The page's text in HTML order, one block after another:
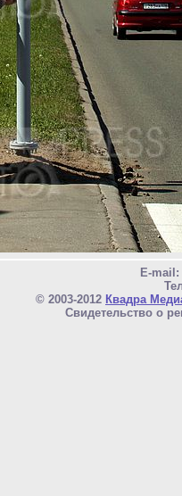
E-mail:
© 2003-2012 Квадра
Свидетельство о